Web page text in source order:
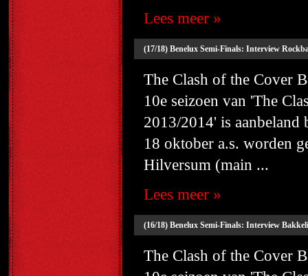
Lees meer »
(17/18) Benelux Semi-Finals: Interview
The Clash of the Cover
10e seizoen van 'The
2013/2014' is
18 oktober a.s. worden
Hilversum (main ...
Lees meer »
(16/18) Benelux Semi-Finals: Interview
The Clash of the Cover